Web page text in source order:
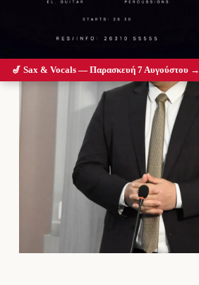
🎷 Sax & Vocals — Παρασκευή 7 Αυγούστου →